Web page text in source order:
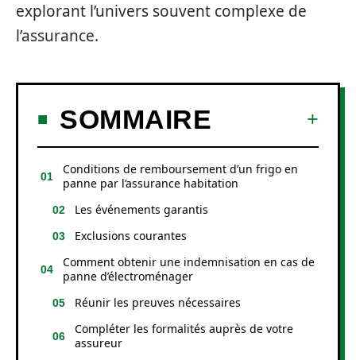
explorant l’univers souvent complexe de
l’assurance.
SOMMAIRE
Conditions de remboursement d’un frigo en
panne par l’assurance habitation
Les événements garantis
Exclusions courantes
Comment obtenir une indemnisation en cas de
panne d’électroménager
Réunir les preuves nécessaires
Compléter les formalités auprès de votre
assureur